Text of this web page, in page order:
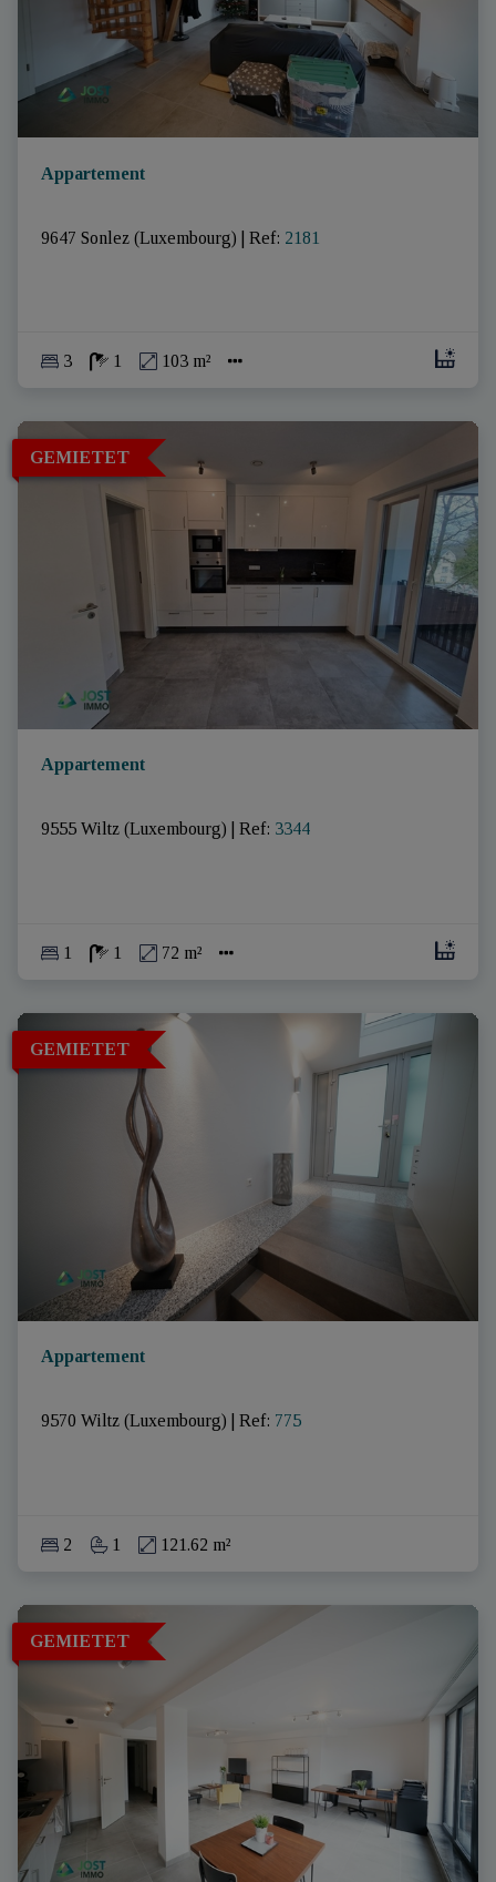
Appartement
9647 Sonlez (Luxembourg) Ref: 2181
3 1 103 m²
GEMIETET
Appartement
9555 Wiltz (Luxembourg) Ref: 3344
1 1 72 m²
GEMIETET
Appartement
9570 Wiltz (Luxembourg) Ref: 775
2 1 121.62 m²
GEMIETET